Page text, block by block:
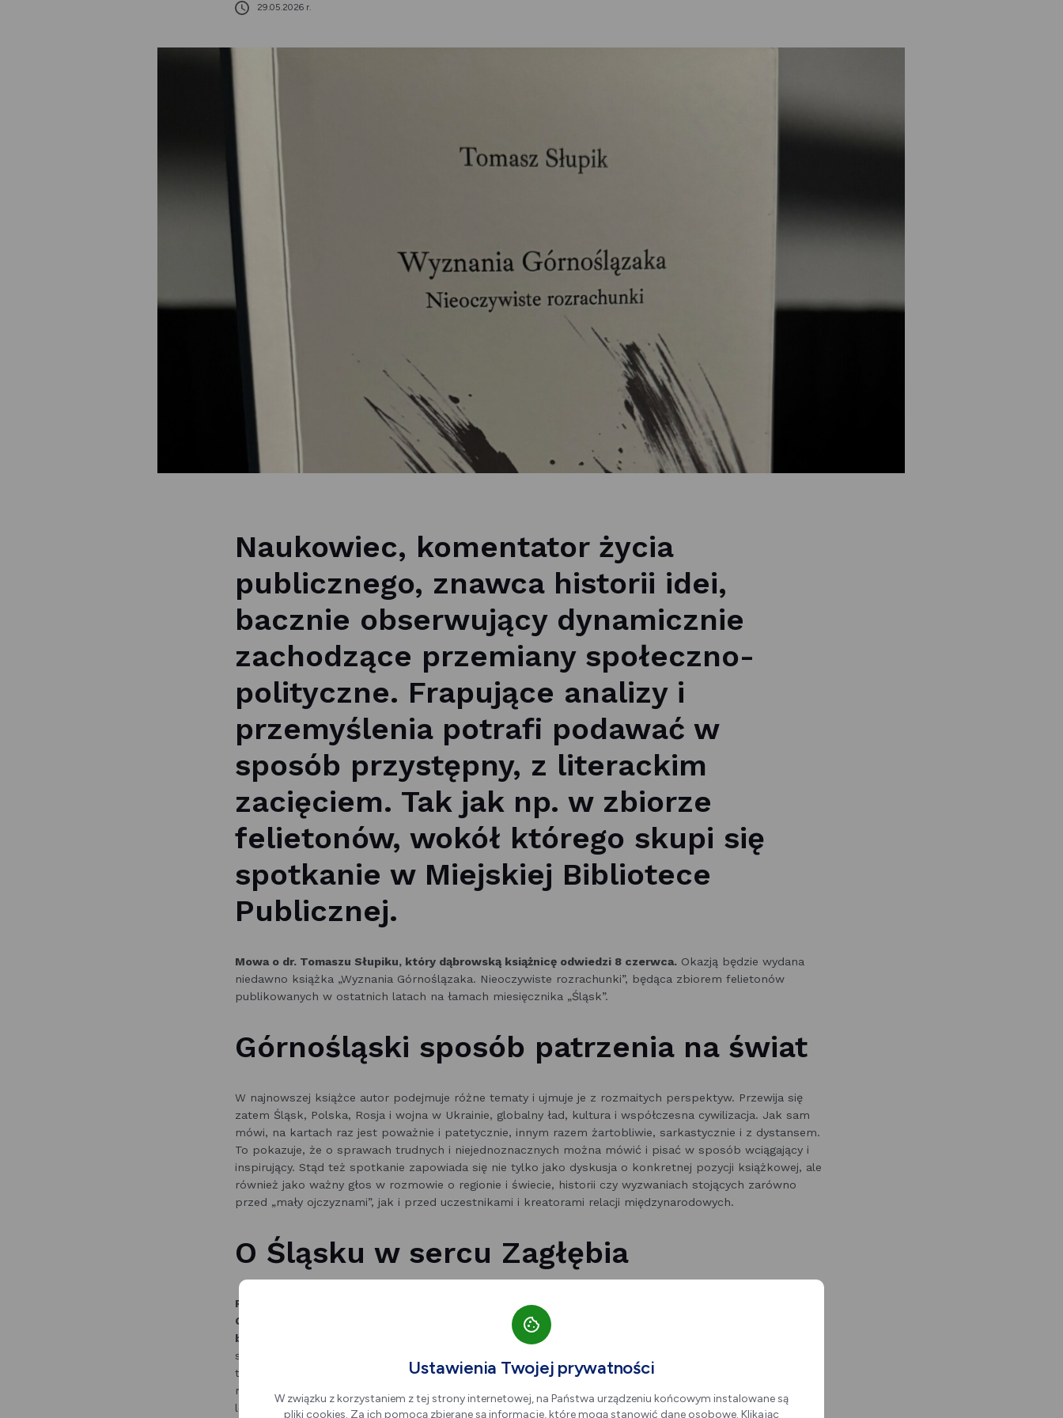
29.05.2026 r.
Naukowiec, komentator życia
publicznego, znawca historii idei,
bacznie obserwujący dynamicznie
zachodzące przemiany społeczno-
polityczne. Frapujące analizy i
przemyślenia potrafi podawać w
sposób przystępny, z literackim
zacięciem. Tak jak np. w zbiorze
felietonów, wokół którego skupi się
spotkanie w Miejskiej Bibliotece
Publicznej.
Mowa o dr. Tomaszu Słupiku, który dąbrowską książnicę odwiedzi 8 czerwca. Okazją będzie wydana
niedawno książka „Wyznania Górnoślązaka. Nieoczywiste rozrachunki”, będąca zbiorem felietonów
publikowanych w ostatnich latach na łamach miesięcznika „Śląsk”.
Górnośląski sposób patrzenia na świat
W najnowszej książce autor podejmuje różne tematy i ujmuje je z rozmaitych perspektyw. Przewija się
zatem Śląsk, Polska, Rosja i wojna w Ukrainie, globalny ład, kultura i współczesna cywilizacja. Jak sam
mówi, na kartach raz jest poważnie i patetycznie, innym razem żartobliwie, sarkastycznie i z dystansem.
To pokazuje, że o sprawach trudnych i niejednoznacznych można mówić i pisać w sposób wciągający i
inspirujący. Stąd też spotkanie zapowiada się nie tylko jako dyskusja o konkretnej pozycji książkowej, ale
również jako ważny głos w rozmowie o regionie i świecie, historii czy wyzwaniach stojących zarówno
przed „mały ojczyznami”, jak i przed uczestnikami i kreatorami relacji międzynarodowych.
O Śląsku w sercu Zagłębia
Rozmowa z autorem „Wyznań Górnoślązaka. Nieoczywistych rozrachunków” odbędzie się w Dąbrowie
Górniczej, czyli w miejscu, które historycznie i kulturowo żyje obok Śląska, a z drugiej strony w bardzo
bliskiej i specyficznej relacji z nim.
Niewykluczone zatem, że i ten kontekst odegra istotną rolę podczas
spotkania. Może być ciekawym asumptem do dyskusji o podobieństwach i różnicach między regionami,
tradycji, historii czy lokalnej tożsamości. Ten wątek zyskuje na aktualności, kiedy np. z jednej strony
mamy świat otwarty, z drugiej zaś coraz intensywniejsze poszukiwanie i sięganie do korzeni. Czym ta
lokalność tak naprawdę dziś jest? Jak kształtuje się jej relacja z „szerokim światem”? Jak lokalne i
Ustawienia Twojej prywatności
W związku z korzystaniem z tej strony internetowej, na Państwa urządzeniu końcowym instalowane są
pliki cookies. Za ich pomocą zbierane są informacje, które mogą stanowić dane osobowe. Klikając